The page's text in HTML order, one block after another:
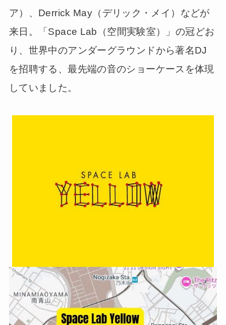
ア）、Derrick May（デリック・メイ）などが
来日。「Space Lab（空間実験室）」の冠どお
り、世界中のアンダーグラウンドから著名DJ
を招聘する、最先端の音のショーケースを体現
していました。